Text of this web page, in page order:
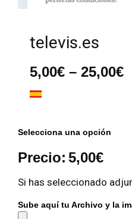
televis.es
5,00€ – 25,00€
Selecciona una opción
Precio: 5,00€
Si has seleccionado
Sube aquí tu Archivo y la